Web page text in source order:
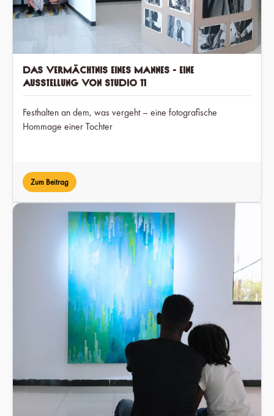
Das Vermächtnis eines Mannes - Eine
Ausstellung von Studio 11
Festhalten an dem, was vergeht – eine fotografische
Hommage einer Tochter
Zum Beitrag